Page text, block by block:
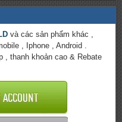
và các sản phẩm khác ,
, Iphone , Android .
, thanh khoản cao & Rebate